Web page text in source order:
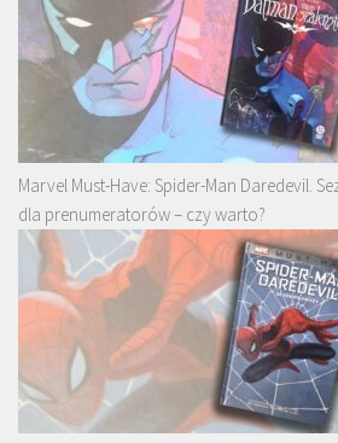
Marvel Must-Have: Spider-Man Daredevil.
dla prenumeratorów – czy warto?